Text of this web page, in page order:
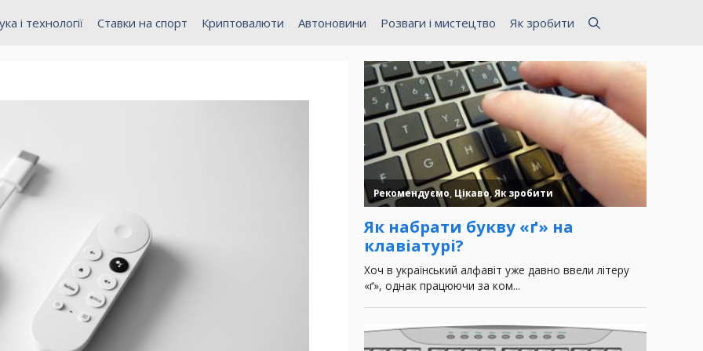
і технології Ставки на спорт Криптовалюти Автоновини Розваги і мистецтво Як зробити